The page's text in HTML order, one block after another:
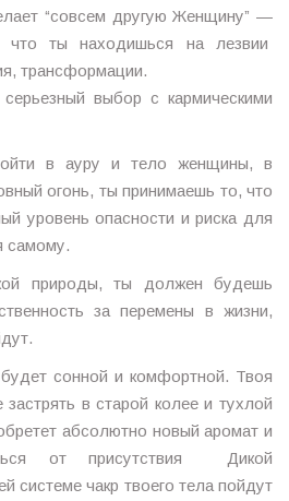
“совсем другую Женщину” —
ты находишься на лезвии
трансформации.
выбор с кармическими
в ауру и тело женщины, в
огонь, ты принимаешь то, что
уровень опасности и риска для
самому.
природы, ты должен будешь
за перемены в жизни,
сонной и комфортной. Твоя
в старой колее и тухлой
абсолютно новый аромат и
от присутствия Дикой
системе чакр твоего тела пойдут